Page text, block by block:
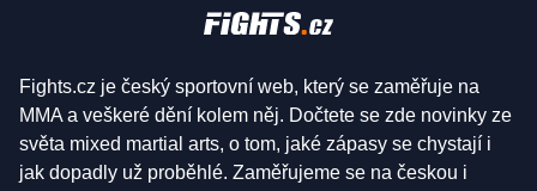
Fights.cz je český sportovní web, který se zaměřuje na
MMA a veškeré dění kolem něj. Dočtete se zde novinky ze
světa mixed martial arts, o tom, jaké zápasy se chystají i
jak dopadly už proběhlé. Zaměřujeme se na českou i